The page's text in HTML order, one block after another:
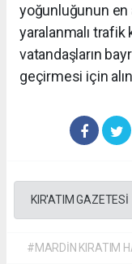
yoğunluğunun en
yaralanmalı trafik
vatandaşların
geçirmesi için
KIR'ATIM GAZETESİ
#MARDİN KIRATIM